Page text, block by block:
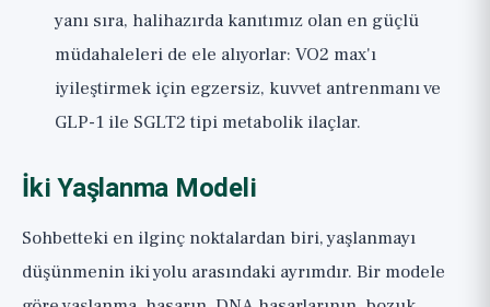
yanı sıra, halihazırda kanıtımız olan en güçlü
müdahaleleri de ele alıyorlar: VO2 max'ı
iyileştirmek için egzersiz, kuvvet antrenmanı ve
GLP-1 ile SGLT2 tipi metabolik ilaçlar.
İki Yaşlanma Modeli
Sohbetteki en ilginç noktalardan biri, yaşlanmayı
düşünmenin iki yolu arasındaki ayrımdır. Bir modele